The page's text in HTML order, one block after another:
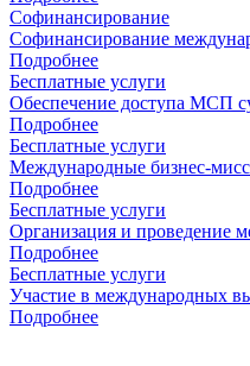
Софинансирование
Софинансирование
Подробнее
Бесплатные услуги
Обеспечение доступа МСП
Подробнее
Бесплатные услуги
Международные бизнес-
Подробнее
Бесплатные услуги
Организация и проведение
Подробнее
Бесплатные услуги
Участие в международных
Подробнее